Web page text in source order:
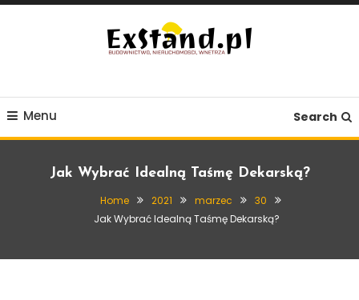
Skip
Menu Search
Jak Wybrać Idealną Taśmę Dekarską?
Home 2021 marzec
30
Jak Wybrać Idealną Taśmę Dekarską?
Budownictwo